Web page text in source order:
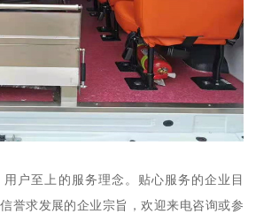
户至上的服务理念。贴心服务的企业目
誉求发展的企业宗旨，欢迎来电咨询或参